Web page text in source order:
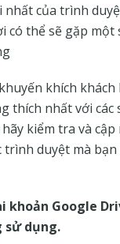
nhất của trình
có thể sẽ gặp
khích
thích nhất với các
kiểm tra và
trình duyệt mà
khoản Google
sử dụng.